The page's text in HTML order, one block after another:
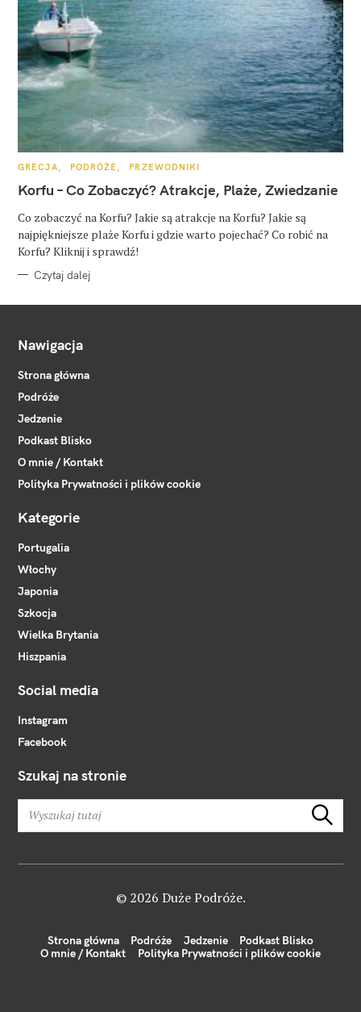
K
T
E
O
R
I
GRECJA PODRÓŻE PRZEWODNIKI
Korfu – Co Zobaczyć? Atrakcje, Plaże, Zwiedzanie
Co zobaczyć na Korfu? Jakie są atrakcje na Korfu? Jakie są
najpiękniejsze plaże Korfu i gdzie warto pojechać? Co robić na
Korfu? Kliknij i sprawdź!
Czytaj dalej
Nawigacja
Strona główna
Podróże
Jedzenie
Podkast Blisko
O mnie / Kontakt
Polityka Prywatności i plików cookie
Kategorie
Portugalia
Włochy
Japonia
Szkocja
Wielka Brytania
Hiszpania
Social media
Instagram
Facebook
Szukaj na stronie
Szukaj
Strona główna Podróże Jedzenie
Podkast Blisko
O mnie / Kontakt
Polityka Prywatności i plików cookie
© 2026 Duże Podróże.